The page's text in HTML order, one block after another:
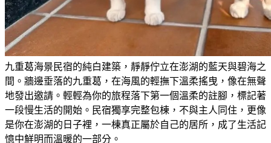
九重葛海景民宿的純白建築，靜靜佇立在澎湖的藍天與碧海之
間。牆邊垂落的九重葛，在海風的輕撫下溫柔搖曳，像在無聲
地發出邀請。輕輕為你的旅程落下第一個溫柔的註腳，標記著
一段慢生活的開始。民宿獨享完整包棟，不與主人同住，更像
是你在澎湖的日子裡，一棟真正屬於自己的居所，成了生活記
憶中鮮明而溫暖的一部分。